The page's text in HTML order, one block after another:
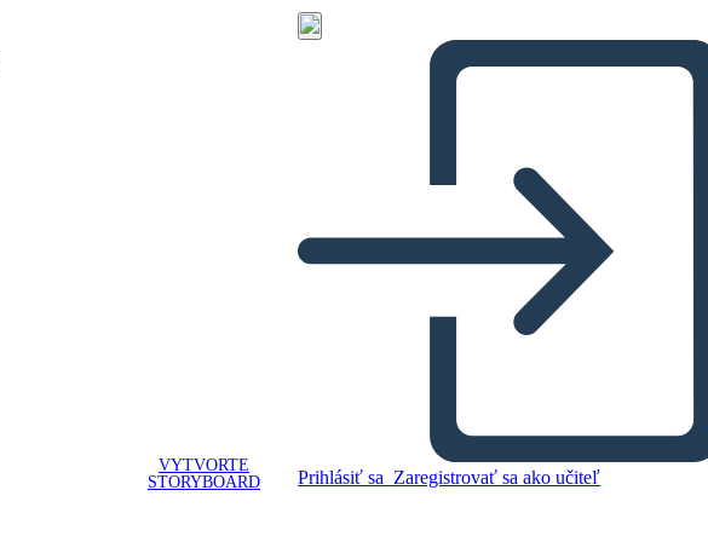
VYTVORTE
STORYBOARD
Prihlásiť sa Zaregistrovať sa ako učiteľ